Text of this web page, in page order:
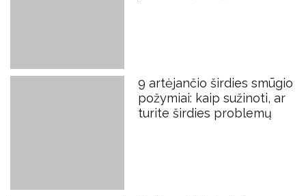
9 artėjančio širdies smūgio
požymiai: kaip sužinoti, ar
turite širdies problemų